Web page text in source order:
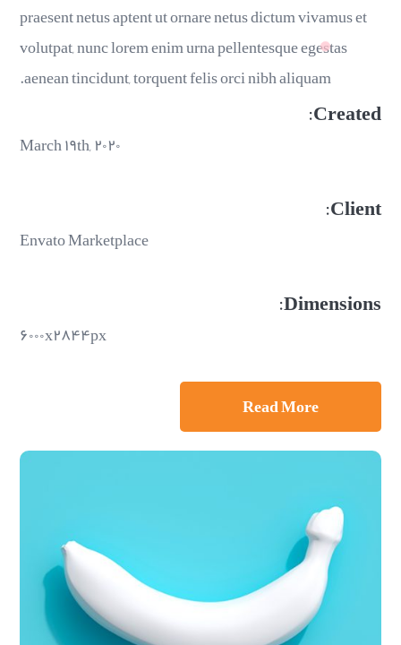
praesent netus aptent ut ornare netus dictum vivamus et
volutpat, nunc lorem enim urna pellentesque egestas
aenean tincidunt, torquent felis orci nibh aliquam.
Created:
March ۱۹th, ۲۰۲۰
Client:
Envato Marketplace
Dimensions:
۶۰۰۰x۲۸۴۴px
Read More